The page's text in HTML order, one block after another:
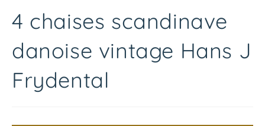
4 chaises scandinave
danoise vintage Hans J
Frydental